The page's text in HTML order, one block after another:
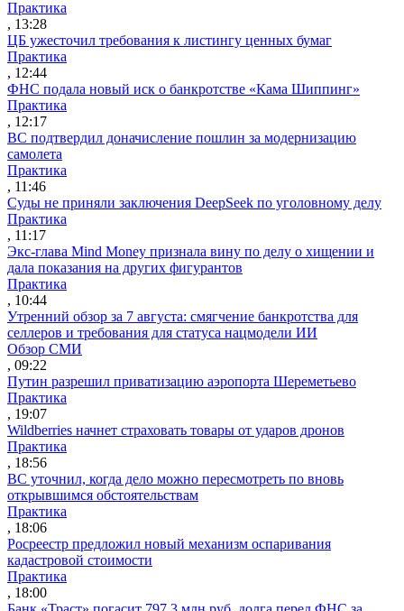
Практика
, 13:28
ЦБ ужесточил требования к листингу ценных бумаг
Практика
, 12:44
ФНС подала новый иск о банкротстве «Кама Шиппинг»
Практика
, 12:17
ВС подтвердил доначисление пошлин за модернизацию
самолета
Практика
, 11:46
Суды не приняли заключения DeepSeek по уголовному делу
Практика
, 11:17
Экс-глава Mind Money признала вину по делу о хищении и
дала показания на других фигурантов
Практика
, 10:44
Утренний обзор за 7 августа: смягчение банкротства для
селлеров и требования для статуса нацмодели ИИ
Обзор СМИ
, 09:22
Путин разрешил приватизацию аэропорта Шереметьево
Практика
, 19:07
Wildberries начнет страховать товары от ударов дронов
Практика
, 18:56
ВС уточнил, когда дело можно пересмотреть по вновь
открывшимся обстоятельствам
Практика
, 18:06
Росреестр предложил новый механизм оспаривания
кадастровой стоимости
Практика
, 18:00